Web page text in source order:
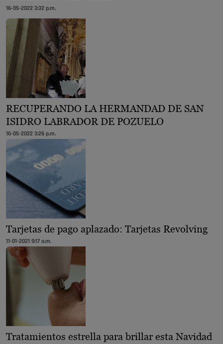
16-05-2022 3:32 p.m.
RECUPERANDO LA HERMANDAD DE SAN
ISIDRO LABRADOR DE POZUELO
16-05-2022 3:26 p.m.
Tarjetas de pago aplazado: Tarjetas Revolving
11-01-2021 9:17 a.m.
Tratamientos estrella para brillar esta Navidad